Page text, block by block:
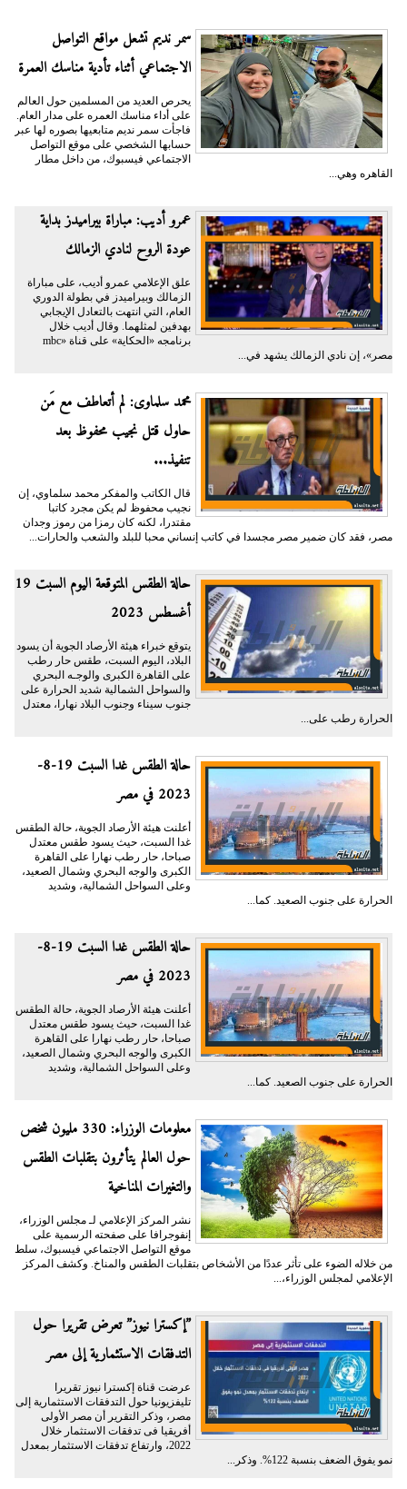
سمر نديم تشعل مواقع التواصل
الاجتماعي أثناء تأدية مناسك العمرة
يحرص العديد من المسلمين حول العالم
على أداء مناسك العمره على مدار العام.
فاجأت سمر نديم متابعيها بصوره لها عبر
حسابها الشخصي على موقع التواصل
الاجتماعي فيسبوك، من داخل مطار
القاهره وهي...
عمرو أديب: مباراة بيراميدز بداية
عودة الروح لنادي الزمالك
علق الإعلامي عمرو أديب، على مباراة
الزمالك وبيراميدز في بطولة الدوري
العام، التي انتهت بالتعادل الإيجابي
بهدفين لمثلهما. وقال أديب خلال
برنامجه «الحكاية» على قناة «mbc
مصر»، إن نادي الزمالك يشهد في...
محمد سلماوى: لم أتعاطف مع مَن
حاول قتل نجيب محفوظ بعد
تنفيذ...
قال الكاتب والمفكر محمد سلماوي، إن
نجيب محفوظ لم يكن مجرد كاتبا
مقتدرا، لكنه كان رمزا من رموز وجدان
مصر، فقد كان ضمير مصر مجسدا في كاتب إنساني محبا للبلد والشعب والحارات...
حالة الطقس المتوقعة اليوم السبت 19
أغسطس 2023
يتوقع خبراء هيئة الأرصاد الجوية أن يسود
البلاد، اليوم السبت، طقس حار رطب
على القاهرة الكبرى والوجـه البحري
والسواحل الشمالية شديد الحرارة على
جنوب سيناء وجنوب البلاد نهارا، معتدل
الحرارة رطب على...
حالة الطقس غدا السبت 19-8-
2023 في مصر
أعلنت هيئة الأرصاد الجوية، حالة الطقس
غدا السبت، حيث يسود طقس معتدل
صباحا، حار رطب نهارا على القاهرة
الكبرى والوجه البحري وشمال الصعيد،
وعلى السواحل الشمالية، وشديد
الحرارة على جنوب الصعيد. كما...
حالة الطقس غدا السبت 19-8-
2023 في مصر
أعلنت هيئة الأرصاد الجوية، حالة الطقس
غدا السبت، حيث يسود طقس معتدل
صباحا، حار رطب نهارا على القاهرة
الكبرى والوجه البحري وشمال الصعيد،
وعلى السواحل الشمالية، وشديد
الحرارة على جنوب الصعيد. كما...
معلومات الوزراء: 330 مليون شخص
حول العالم يتأثرون بتقلبات الطقس
والتغيرات المناخية
نشر المركز الإعلامي لـ مجلس الوزراء،
إنفوجرافا على صفحته الرسمية على
موقع التواصل الاجتماعي فيسبوك، سلط
من خلاله الضوء على تأثر عددًا من الأشخاص بتقلبات الطقس والمناخ. وكشف المركز
الإعلامي لمجلس الوزراء،...
”إكسترا نيوز” تعرض تقريرا حول
التدفقات الاستثمارية إلى مصر
عرضت قناة إكسترا نيوز تقريرا
تليفزيونيا حول التدفقات الاستثمارية إلى
مصر، وذكر التقرير أن مصر الأولى
أفريقيا فى تدفقات الاستثمار خلال
2022، وارتفاع تدفقات الاستثمار بمعدل
نمو يفوق الضعف بنسبة 122%. وذكر...